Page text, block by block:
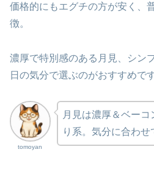
価格的にもエグチの方が安く、
徴。
濃厚で特別感のある月見、シン
日の気分で選ぶのがおすすめです
tomoyan
月見は濃厚＆ベー
り系。気分に合わせ